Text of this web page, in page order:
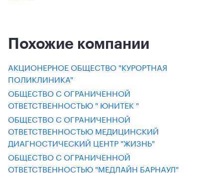
Похожие компании
АКЦИОНЕРНОЕ ОБЩЕСТВО "КУРОРТНАЯ
ПОЛИКЛИНИКА"
ОБЩЕСТВО С ОГРАНИЧЕННОЙ
ОТВЕТСТВЕННОСТЬЮ " ЮНИТЕК "
ОБЩЕСТВО С ОГРАНИЧЕННОЙ
ОТВЕТСТВЕННОСТЬЮ МЕДИЦИНСКИЙ
ДИАГНОСТИЧЕСКИЙ ЦЕНТР "ЖИЗНЬ"
ОБЩЕСТВО С ОГРАНИЧЕННОЙ
ОТВЕТСТВЕННОСТЬЮ "МЕДЛАЙН БАРНАУЛ"